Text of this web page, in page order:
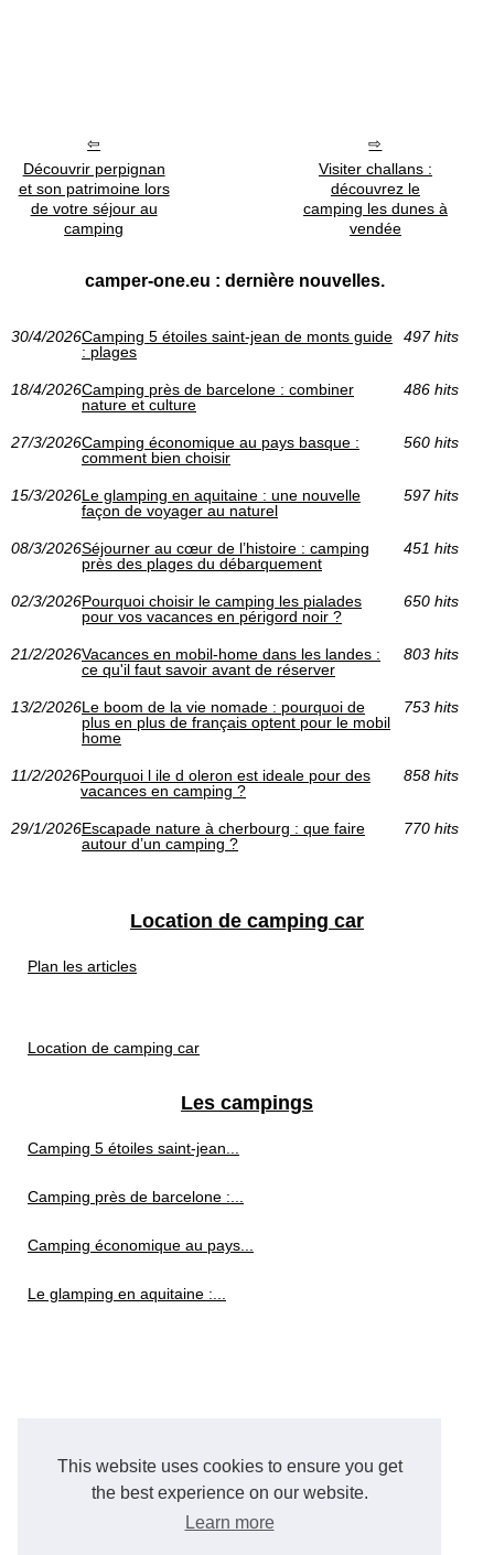
This website uses cookies to ensure you get
the best experience on our website.
Learn more
Découvrir perpignan
et son patrimoine lors
de votre séjour au
camping
Visiter challans :
découvrez le
camping les dunes à
vendée
camper-one.eu : dernière nouvelles.
30/4/2026Camping 5 étoiles saint-jean de monts guide
: plages
497 hits
18/4/2026Camping près de barcelone : combiner
nature et culture
486 hits
27/3/2026Camping économique au pays basque :
comment bien choisir
560 hits
15/3/2026Le glamping en aquitaine : une nouvelle
façon de voyager au naturel
597 hits
08/3/2026Séjourner au cœur de l’histoire : camping
près des plages du débarquement
451 hits
02/3/2026Pourquoi choisir le camping les pialades
pour vos vacances en périgord noir ?
650 hits
21/2/2026Vacances en mobil-home dans les landes :
ce qu'il faut savoir avant de réserver
803 hits
13/2/2026Le boom de la vie nomade : pourquoi de
plus en plus de français optent pour le mobil
home
753 hits
11/2/2026Pourquoi l ile d oleron est ideale pour des
vacances en camping ?
858 hits
29/1/2026Escapade nature à cherbourg : que faire
autour d’un camping ?
770 hits
Location de camping car
Plan les articles
Location de camping car
Les campings
Camping 5 étoiles saint-jean...
Camping près de barcelone :...
Camping économique au pays...
Le glamping en aquitaine :...